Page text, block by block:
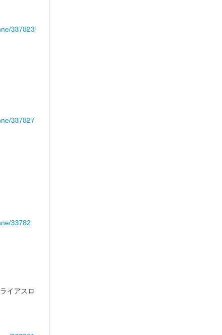
337823
337827
33782
イアスロ